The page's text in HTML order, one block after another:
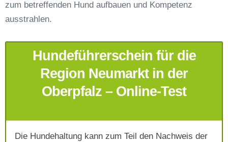
Telefonnummer*
Mit Absenden der Daten akzeptiere ich die
AGB`s.
zum betreffenden Hund aufbauen und Kompetenz
ausstrahlen.
Hundeführerschein für die
Region Neumarkt in der
Oberpfalz – Online-Test
Die Hundehaltung kann zum Teil den Nachweis der